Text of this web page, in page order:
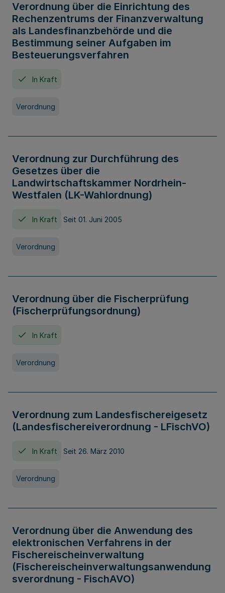
Verordnung über die Einrichtung des
Rechenzentrums der Finanzverwaltung
als Landesfinanzbehörde und die
Bestimmung seiner Aufgaben im
Besteuerungsverfahren
In Kraft
Verordnung
Verordnung zur Durchführung des
Gesetzes über die
Landwirtschaftskammer Nordrhein-
Westfalen (LK-Wahlordnung)
In Kraft Seit 01. Juni 2005
Verordnung
Verordnung über die Fischerprüfung
(Fischerprüfungsordnung)
In Kraft
Verordnung
Verordnung zum Landesfischereigesetz
(Landesfischereiverordnung - LFischVO)
In Kraft Seit 26. März 2010
Verordnung
Verordnung über die Anwendung des
elektronischen Verfahrens in der
Fischereischeinverwaltung
(Fischereischeinverwaltungsanwendung
sverordnung - FischAVO)